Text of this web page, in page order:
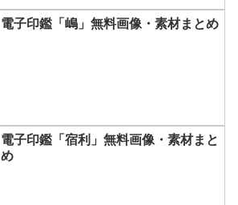
電子印鑑「嶋」無料画像・素材まとめ
電子印鑑「宿利」無料画像・素材まと
め